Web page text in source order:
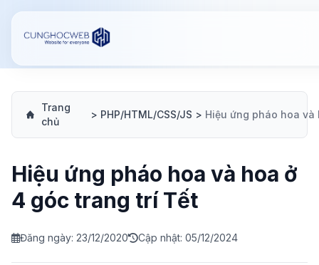
Trang
chủ
> PHP/HTML/CSS/JS >
Hiệu ứng pháo hoa và hoa ở
4 góc trang trí Tết
Đăng ngày: 23/12/2020 Cập nhật: 05/12/2024